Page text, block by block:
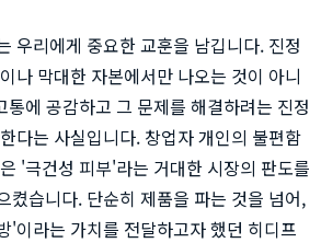
우리에게 중요한 교훈을 남깁니다. 진정
나 막대한 자본에서만 나오는 것이 아니
통에 공감하고 그 문제를 해결하려는 진정
다는 사실입니다. 창업자 개인의 불편함
'극건성 피부'라는 거대한 시장의 판도를
켰습니다. 단순히 제품을 파는 것을 넘어,
'이라는 가치를 전달하고자 했던 히디프